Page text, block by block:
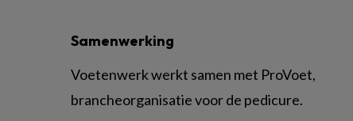
Samenwerking
Voetenwerk werkt samen met ProVoet,
brancheorganisatie voor de pedicure.